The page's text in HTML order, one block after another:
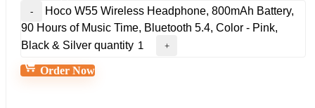
Hoco W55 Wireless Headphone, 800mAh Battery,
90 Hours of Music Time, Bluetooth 5.4, Color - Pink,
Black & Silver quantity
Order Now